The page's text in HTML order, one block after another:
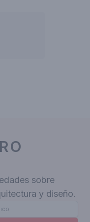
sobre
y diseño.